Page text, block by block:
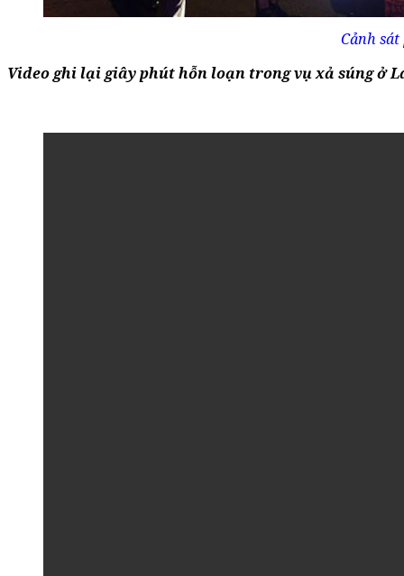
Cảnh
Video ghi lại giây phút hỗn loạn trong vụ xả súng ở